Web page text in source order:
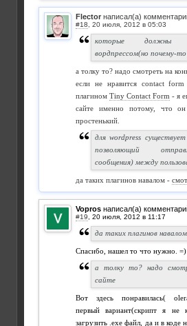
Flector написал(а)
#18
которые должны
вордпрессом(но почему-
а толку то? надо смотреть на
если не нравится contact form
плагином Tiny Contact Form - я
сайте именно потому, что
простенький.
для wordpress
позволяющий
сообщения) между
да таких плагинов навалом -
Vopros написал(а)
#19
да таких плагинов
Спасибо, нашел то что нужно. =)
а толку то? надо
сайте
Вот здесь понравилась(
первый вариант(скрипт я не
загрузить .exe файл, да и в коде